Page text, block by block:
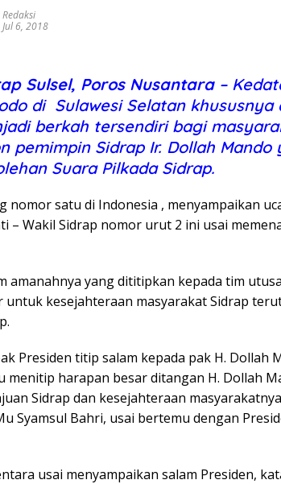
Redaksi
Jul 6, 2018
Sulsel, Poros Nusantara–
di Sulawesi Selatan khususnya
berkah tersendiri bagi
pemimpin Sidrap Ir. Dollah
Suara Pilkada Sidrap.
nomor satu di Indonesia , menyampaikan
– Wakil Sidrap nomor urut 2 ini usai
amanahnya yang dititipkan kepada tim
untuk kesejahteraan masyarakat Sidrap
Presiden titip salam kepada pak H. Dollah
menitip harapan besar ditangan H. Dollah
Sidrap dan kesejahteraan
Syamsul Bahri, usai bertemu dengan
usai menyampaikan salam Presiden,